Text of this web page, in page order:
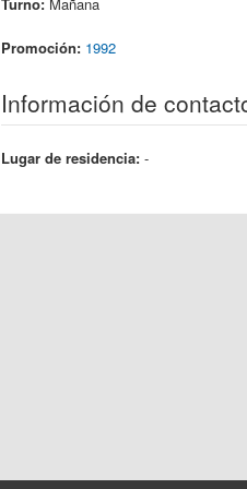
Promoción: 1992
Información de
Lugar de residencia: -